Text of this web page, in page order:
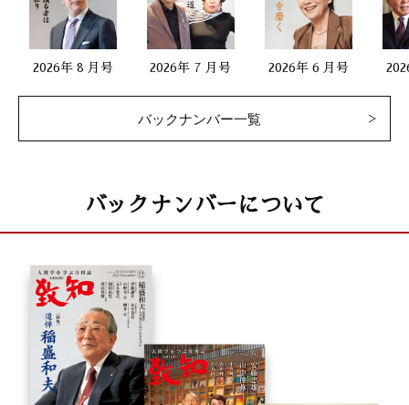
2026年 8 月号 2026年 7 月号 2026年 6 月号
バックナンバー一覧
バックナンバーについて